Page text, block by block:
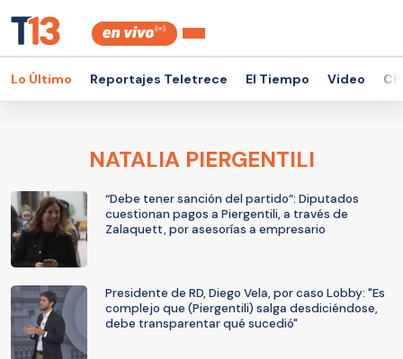
Lo Último Reportajes Teletrece El Tiempo Video
NATALIA PIERGENTILI
“Debe tener sanción del partido”: Diputados
cuestionan pagos a Piergentili, a través de
Zalaquett, por asesorías a empresario
Presidente de RD, Diego Vela, por caso Lobby: "Es
complejo que (Piergentili) salga desdiciéndose,
debe transparentar qué sucedió"